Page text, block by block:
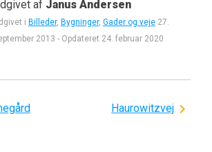
af Janus Andersen
i Billeder, Bygninger, Gader og veje 27.
2013 - Opdateret 24. februar 2020
Haurowitzvej